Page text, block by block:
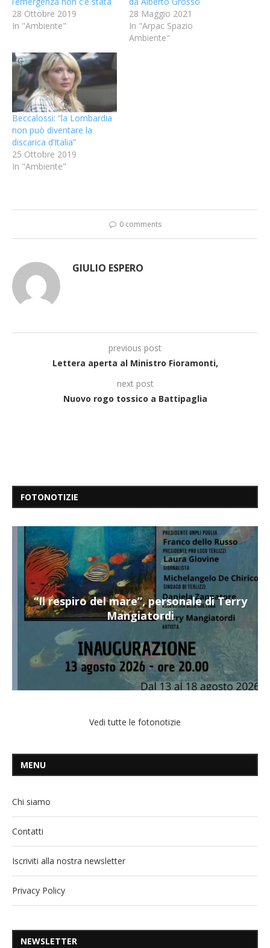
28 Ottobre 2019
In "Ambiente"
28 Maggio 2021
In "Arpac Spazio
Ambiente"
Beccalossi: “la Lombardia
non può diventare la
discarica d’Italia”
25 Ottobre 2019
In "Ambiente"
0 comments
GIULIO ESPERO
previous post
Lettera aperta al Ministro Fioramonti,
next post
Nuovo rogo tossico a Battipaglia
FOTONOTIZIE
“Il respiro del mare”, personale di Terry
Mangiatordi
Vedi tutte le fotonotizie
MENU
Chi siamo
Contatti
Iscriviti alla nostra newsletter
Privacy Policy
NEWSLETTER